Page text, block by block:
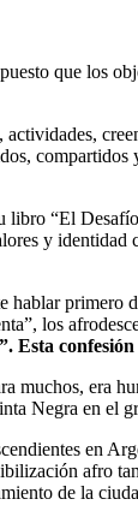
que los
“El
y
hablar
los
era
Negra en el
en
afro
de la